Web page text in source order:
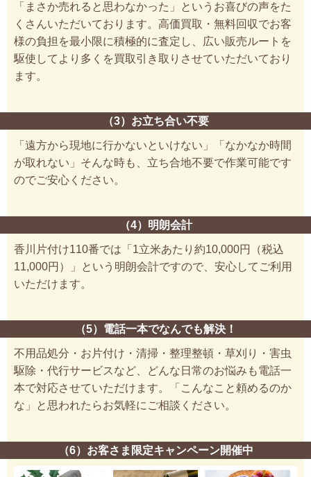
「まさか売れると思わなかった」というお喜びの声をた
くさんいただいております。高価買取・無料回収でお客
様の負担を最小限に積極的に査定し、広い販売ルートを
駆使してより多くを買取引き取りさせていただいており
ます。
（3）お立ち合い不要
「遠方から現地に行かないといけない」「なかなか時間
が取れない」そんな時も、立ち合地不要で作業可能です
のでご安心ください。
（4）明朗会計
香川片付け110番では「1立米あたり約10,000円（税込
11,000円）」という明朗会計ですので、安心してご利用
いただけます。
（5）電話一本でなんでも解決！
不用品処分・お片付け・清掃・整理整頓・草刈り・害虫
駆除・代行サービスなど、どんな日常のお悩みも電話一
本で対応させていただけます。「こんなこと頼めるのか
な」と思われたらお気軽にご相談ください。
（6）お客さま限定キャンペーン開催中